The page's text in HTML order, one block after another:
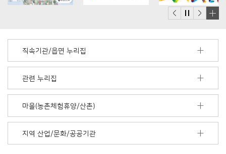
더
기
직속기관/읍면 누리집
관련 누리집
마을(농촌체험휴양/산촌)
지역 산업/문화/공공기관